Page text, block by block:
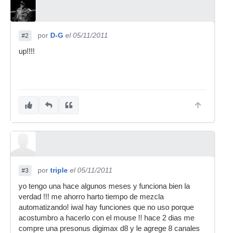
#2 por D-G el 05/11/2011
up!!!!
#3 por triple el 05/11/2011
yo tengo una hace algunos meses y funciona bien la
verdad !!! me ahorro harto tiempo de mezcla
automatizando! iwal hay funciones que no uso porque
acostumbro a hacerlo con el mouse !! hace 2 dias me
compre una presonus digimax d8 y le agrege 8 canales